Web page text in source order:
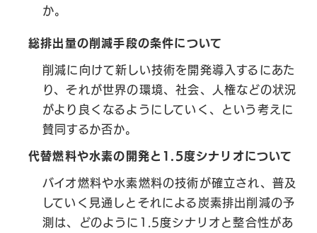
か。
総排出量の削減手段の条件について
削減に向けて新しい技術を開発導入するにあた
り、それが世界の環境、社会、人権などの状況
がより良くなるようにしていく、という考えに
賛同するか否か。
代替燃料や水素の開発と1.5度シナリオについて
バイオ燃料や水素燃料の技術が確立され、普及
していく見通しとそれによる炭素排出削減の予
測は、どのように1.5度シナリオと整合性があ